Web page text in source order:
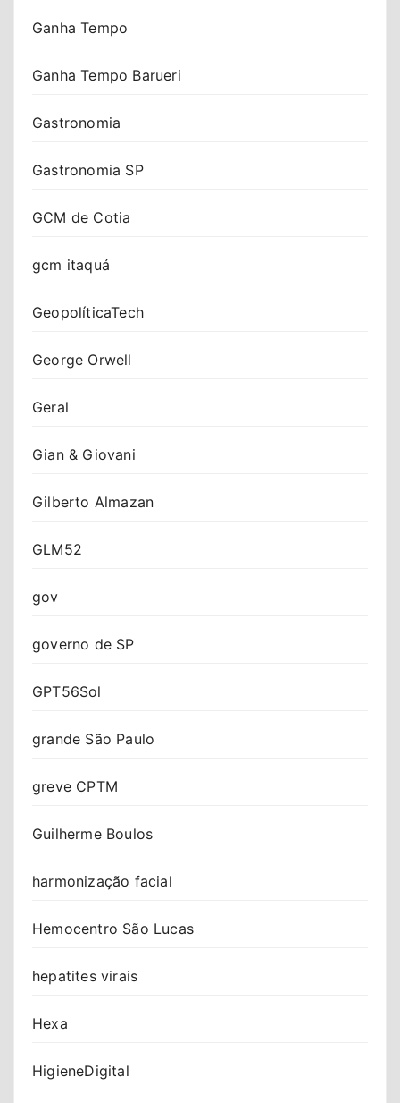
Ganha Tempo
Ganha Tempo Barueri
Gastronomia
Gastronomia SP
GCM de Cotia
gcm itaquá
GeopolíticaTech
George Orwell
Geral
Gian & Giovani
Gilberto Almazan
GLM52
gov
governo de SP
GPT56Sol
grande São Paulo
greve CPTM
Guilherme Boulos
harmonização facial
Hemocentro São Lucas
hepatites virais
Hexa
HigieneDigital